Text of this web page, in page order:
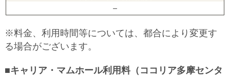
－
※料金、利用時間等については、都合により変更す
る場合がございます。
■キャリア・マムホール利用料（ココリア多摩センタ